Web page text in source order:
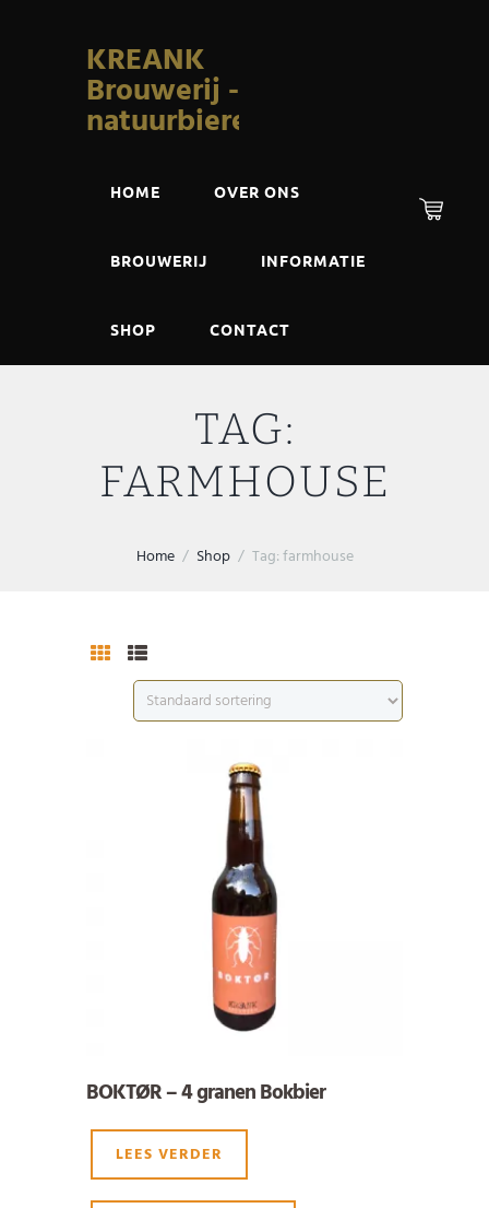
KREANK
Brouwerij -
natuurbieren
HOME OVER ONS
BROUWERIJ INFORMATIE
SHOP CONTACT
TAG:
FARMHOUSE
Home Shop Tag: farmhouse
BOKTØR – 4 granen Bokbier
LEES VERDER